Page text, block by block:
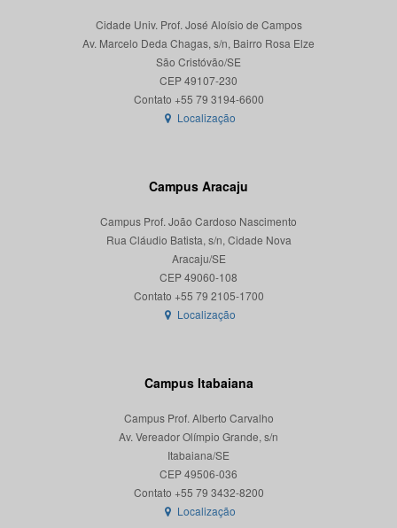
Cidade Univ. Prof. José Aloísio de Campos
Av. Marcelo Deda Chagas, s/n, Bairro Rosa Elze
São Cristóvão/SE
CEP 49107-230
Localização
Campus Aracaju
Campus Prof. João Cardoso Nascimento
Rua Cláudio Batista, s/n, Cidade Nova
Aracaju/SE
CEP 49060-108
Localização
Campus Itabaiana
Campus Prof. Alberto Carvalho
Av. Vereador Olímpio Grande, s/n
Itabaiana/SE
CEP 49506-036
Localização